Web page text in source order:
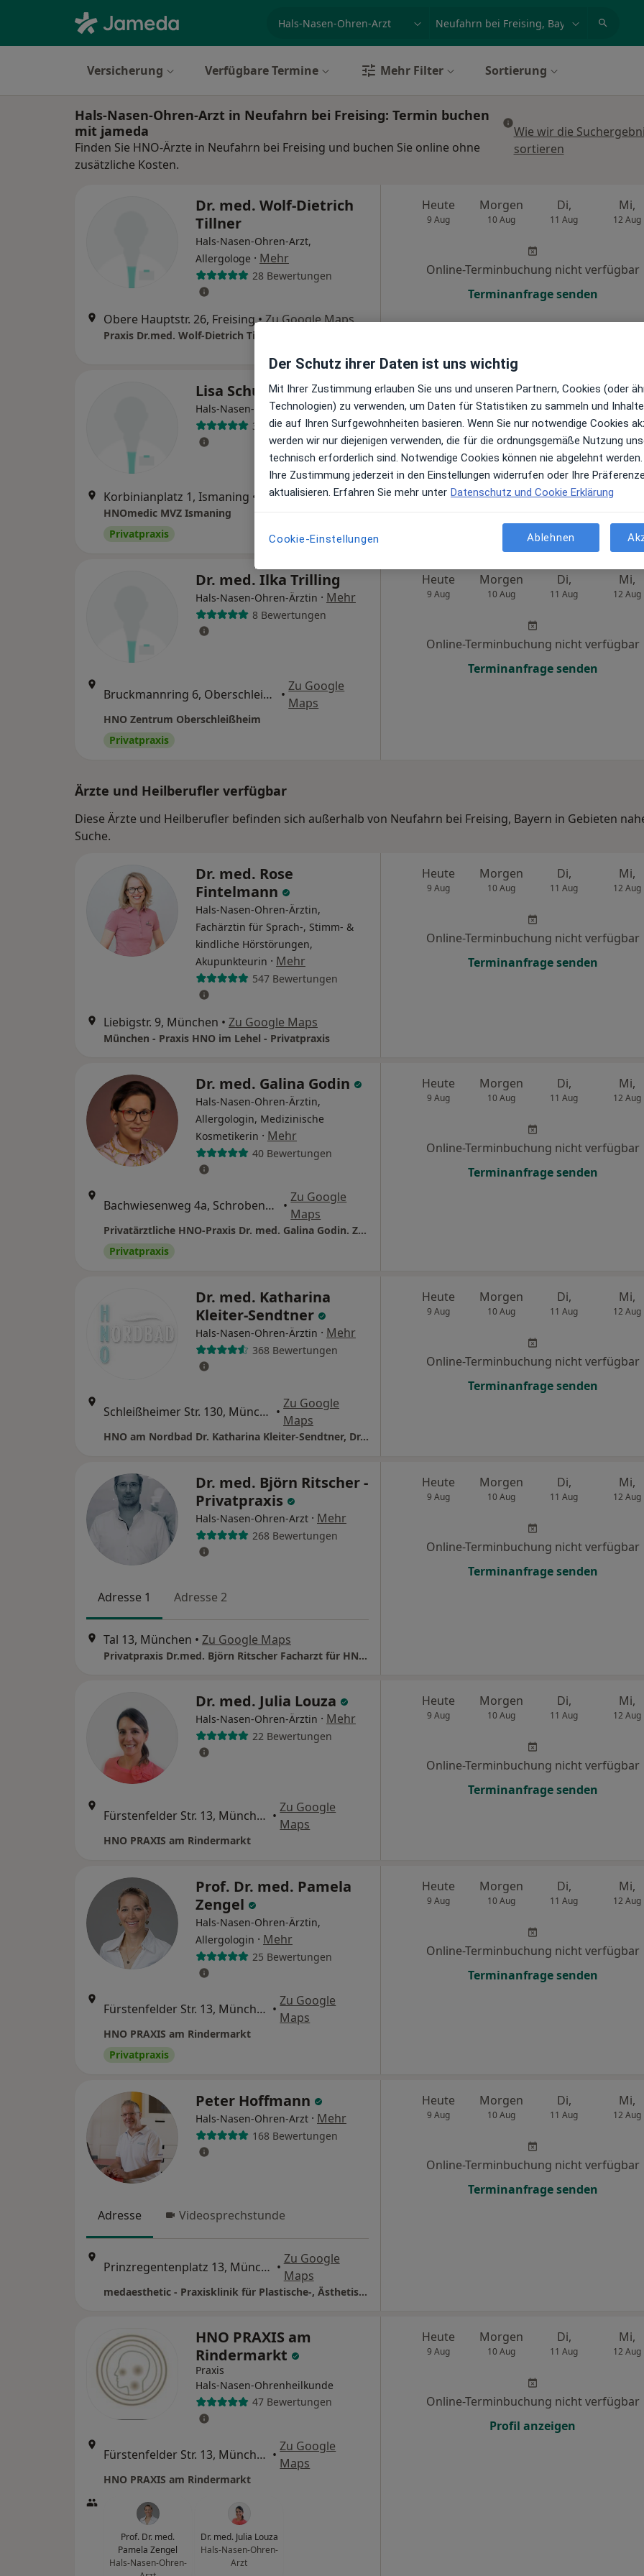
Versicherung Verfügbare Termine Mehr Filter Sortierung
Hals-Nasen-Ohren-Arzt in Neufahrn bei Freising: Termin buchen
mit jameda
Finden Sie HNO-Ärzte in Neufahrn bei Freising und buchen Sie online ohne
zusätzliche Kosten.
Wie wir die
sortieren
Dr. med. Wolf-Dietrich
Tillner
Hals-Nasen-Ohren-Arzt,
Allergologe · Mehr
28 Bewertungen
Obere Hauptstr. 26, Freising •Zu Google Maps
Heute
9 Aug
Morgen
10 Aug
Di,
11 Aug
Mi,
12 Aug
Online-Terminbuchung nicht verfügbar
Terminanfrage senden
Lisa Schultes
Hals-Nasen-Ohren-Ärztin
3 Bewertungen
Korbinianplatz 1, Ismaning • Zu Google Maps
HNOmedic MVZ Ismaning
Privatpraxis
Heute
9 Aug
Morgen
10 Aug
Di,
11 Aug
Mi,
12 Aug
Online-Terminbuchung nicht verfügbar
Terminanfrage senden
Dr. med. Ilka Trilling
Hals-Nasen-Ohren-Ärztin · Mehr
8 Bewertungen
Bruckmannring 6, Oberschleißheim •
Zu Google
Maps
HNO Zentrum Oberschleißheim
Privatpraxis
Heute
9 Aug
Morgen
10 Aug
Di,
11 Aug
Mi,
12 Aug
Online-Terminbuchung nicht verfügbar
Terminanfrage senden
Ärzte und Heilberufler verfügbar
Diese Ärzte und Heilberufler befinden sich außerhalb von Neufahrn bei Freising, Bayern in Gebieten
Suche.
Dr. med. Rose
Fintelmann
Hals-Nasen-Ohren-Ärztin,
Fachärztin für Sprach-, Stimm- &
kindliche Hörstörungen,
Akupunkteurin · Mehr
547 Bewertungen
Liebigstr. 9, München • Zu Google Maps
München - Praxis HNO im Lehel - Privatpraxis
Heute
9 Aug
Morgen
10 Aug
Di,
11 Aug
Mi,
12 Aug
Online-Terminbuchung nicht verfügbar
Terminanfrage senden
Dr. med. Galina Godin
Hals-Nasen-Ohren-Ärztin,
Allergologin, Medizinische
Kosmetikerin · Mehr
40 Bewertungen
Bachwiesenweg 4a, Schrobenhausen •
Zu Google
Maps
Privatärztliche HNO-Praxis Dr. med. Galina Godin. Zentrum für Schwindeldiagnostik Oberbayern-Schwaben. Zusatzbezeichnung Allergologie. Ästhetische Medizin.
Privatpraxis
Heute
9 Aug
Morgen
10 Aug
Di,
11 Aug
Mi,
12 Aug
Online-Terminbuchung nicht verfügbar
Terminanfrage senden
Dr. med. Katharina
Kleiter-Sendtner
Hals-Nasen-Ohren-Ärztin · Mehr
368 Bewertungen
Schleißheimer Str. 130, München •
Zu Google
Maps
HNO am Nordbad Dr. Katharina Kleiter-Sendtner, Dr. Stefan Nitsch Fachärzte für HNO-Heilkunde
Heute
9 Aug
Morgen
10 Aug
Di,
11 Aug
Mi,
12 Aug
Online-Terminbuchung nicht verfügbar
Terminanfrage senden
Dr. med. Björn Ritscher -
Privatpraxis
Hals-Nasen-Ohren-Arzt · Mehr
268 Bewertungen
Adresse 1 Adresse 2
Tal 13, München • Zu Google Maps
Privatpraxis Dr.med. Björn Ritscher Facharzt für HNO - Heilkunde
Heute
9 Aug
Morgen
10 Aug
Di,
11 Aug
Mi,
12 Aug
Online-Terminbuchung nicht verfügbar
Terminanfrage senden
Dr. med. Julia Louza
Hals-Nasen-Ohren-Ärztin · Mehr
22 Bewertungen
Fürstenfelder Str. 13, München •
Zu Google
Maps
HNO PRAXIS am Rindermarkt
Heute
9 Aug
Morgen
10 Aug
Di,
11 Aug
Mi,
12 Aug
Online-Terminbuchung nicht verfügbar
Terminanfrage senden
Prof. Dr. med. Pamela
Zengel
Hals-Nasen-Ohren-Ärztin,
Allergologin · Mehr
25 Bewertungen
Fürstenfelder Str. 13, München •
Zu Google
Maps
HNO PRAXIS am Rindermarkt
Privatpraxis
Heute
9 Aug
Morgen
10 Aug
Di,
11 Aug
Mi,
12 Aug
Online-Terminbuchung nicht verfügbar
Terminanfrage senden
Peter Hoffmann
Hals-Nasen-Ohren-Arzt · Mehr
168 Bewertungen
Adresse Videosprechstunde
Prinzregentenplatz 13, München •
Zu Google
Maps
medaesthetic - Praxisklinik für Plastische-, Ästhetische und Rekonstruktive Chirurgie
Heute
9 Aug
Morgen
10 Aug
Di,
11 Aug
Mi,
12 Aug
Online-Terminbuchung nicht verfügbar
Terminanfrage senden
HNO PRAXIS am
Rindermarkt
Praxis
Hals-Nasen-Ohrenheilkunde
47 Bewertungen
Fürstenfelder Str. 13, München •
Zu Google
Maps
HNO PRAXIS am Rindermarkt
Prof. Dr. med.
Pamela Zengel
Hals-Nasen-Ohren-
Dr. med. Julia Louza
Hals-Nasen-Ohren-
Arzt
Heute
9 Aug
Morgen
10 Aug
Di,
11 Aug
Mi,
12 Aug
Online-Terminbuchung nicht verfügbar
Profil anzeigen
Der Schutz ihrer Daten ist uns wichtig
Mit Ihrer Zustimmung erlauben Sie uns und unseren Partnern, Cookies (oder
Technologien) zu verwenden, um Daten für Statistiken zu sammeln und
die auf Ihren Surfgewohnheiten basieren. Wenn Sie nur notwendige Cookies
werden wir nur diejenigen verwenden, die für die ordnungsgemäße Nutzung
technisch erforderlich sind. Notwendige Cookies können nie abgelehnt werden.
Ihre Zustimmung jederzeit in den Einstellungen widerrufen oder Ihre
aktualisieren. Erfahren Sie mehr unter Datenschutz und Cookie Erklärung
Cookie-Einstellungen Ablehnen